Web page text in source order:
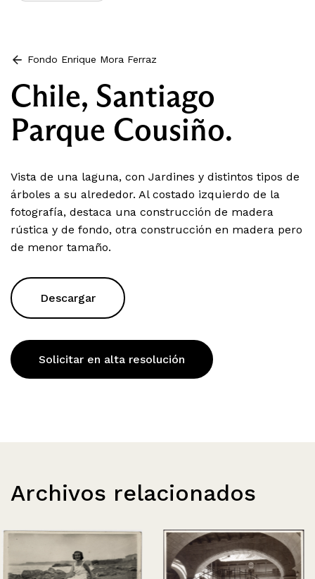
Fondo Enrique Mora Ferraz
Chile, Santiago
Parque Cousiño.
Vista de una laguna, con Jardines y distintos tipos de
árboles a su alrededor. Al costado izquierdo de la
fotografía, destaca una construcción de madera
rústica y de fondo, otra construcción en madera pero
de menor tamaño.
Descargar
Solicitar en alta resolución
Archivos relacionados